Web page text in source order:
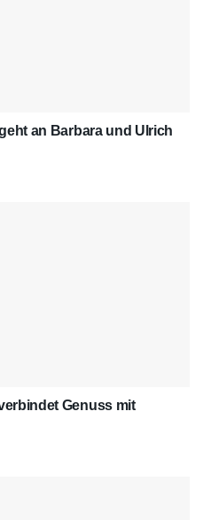
an Barbara und Ulrich
Genuss mit